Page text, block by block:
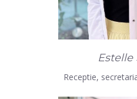
Estelle
Receptie,